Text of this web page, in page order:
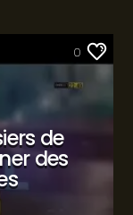
0
de
des